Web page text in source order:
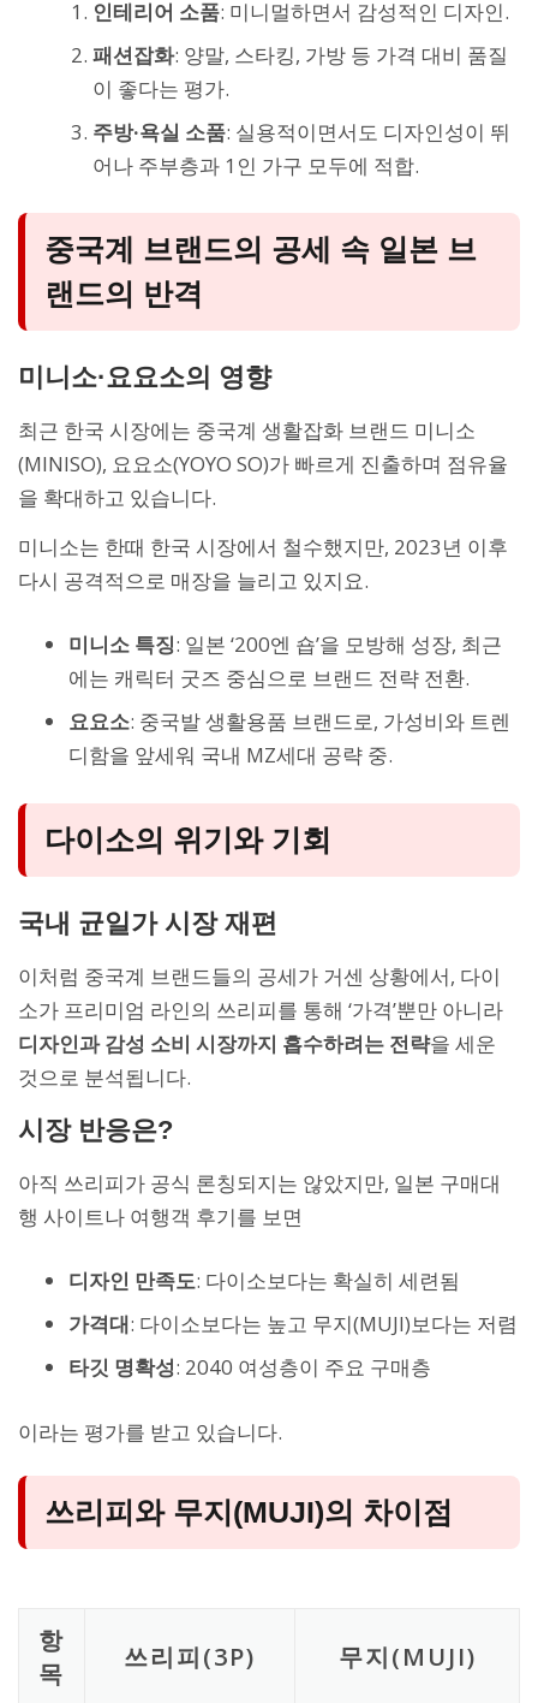
인테리어 소품: 미니멀하면서 감성적인 디자인.
패션잡화: 양말, 스타킹, 가방 등 가격 대비 품질
이 좋다는 평가.
주방·욕실 소품: 실용적이면서도 디자인성이 뛰
어나 주부층과 1인 가구 모두에 적합.
중국계 브랜드의 공세 속 일본 브
랜드의 반격
미니소·요요소의 영향
최근 한국 시장에는 중국계 생활잡화 브랜드 미니소
(MINISO), 요요소(YOYO SO)가 빠르게 진출하며 점유율
을 확대하고 있습니다.
미니소는 한때 한국 시장에서 철수했지만, 2023년 이후
다시 공격적으로 매장을 늘리고 있지요.
미니소 특징: 일본 ‘200엔 숍’을 모방해 성장, 최근
에는 캐릭터 굿즈 중심으로 브랜드 전략 전환.
요요소: 중국발 생활용품 브랜드로, 가성비와 트렌
디함을 앞세워 국내 MZ세대 공략 중.
다이소의 위기와 기회
국내 균일가 시장 재편
이처럼 중국계 브랜드들의 공세가 거센 상황에서, 다이
소가 프리미엄 라인의 쓰리피를 통해 ‘가격’뿐만 아니라
디자인과 감성 소비 시장까지 흡수하려는 전략을 세운
것으로 분석됩니다.
시장 반응은?
아직 쓰리피가 공식 론칭되지는 않았지만, 일본 구매대
행 사이트나 여행객 후기를 보면
디자인 만족도: 다이소보다는 확실히 세련됨
가격대: 다이소보다는 높고 무지(MUJI)보다는 저렴
타깃 명확성: 2040 여성층이 주요 구매층
이라는 평가를 받고 있습니다.
쓰리피와 무지(MUJI)의 차이점
항
목
쓰리피(3P) 무지(MUJI)